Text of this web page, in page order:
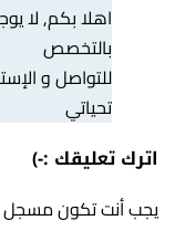
اهلا بكم, لا
بالتخصص
للتواصل و
تحياتي
اترك تعليقك :-)
يجب أنت تكونمسجل